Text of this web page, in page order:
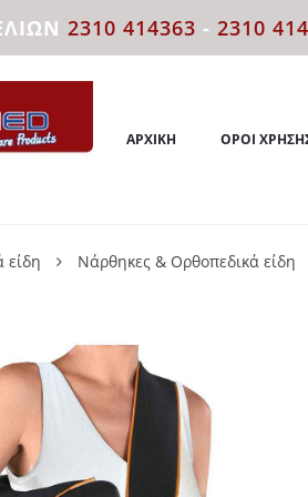
2310 414363 - 2310
ΑΡΧΙΚΉ ΌΡΟΙ
είδη Νάρθηκες & Ορθοπεδικά είδη